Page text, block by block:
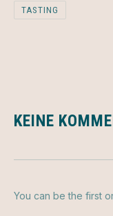
TASTING
KEINE
You can be the first